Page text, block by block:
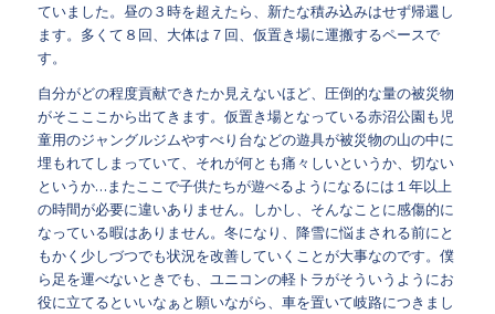
ていました。昼の３時を超えたら、新たな積み込みはせず帰還し
ます。多くて８回、大体は７回、仮置き場に運搬するペースで
す。
自分がどの程度貢献できたか見えないほど、圧倒的な量の被災物
がそこここから出てきます。仮置き場となっている赤沼公園も児
童用のジャングルジムやすべり台などの遊具が被災物の山の中に
埋もれてしまっていて、それが何とも痛々しいというか、切ない
というか…またここで子供たちが遊べるようになるには１年以上
の時間が必要に違いありません。しかし、そんなことに感傷的に
なっている暇はありません。冬になり、降雪に悩まされる前にと
もかく少しづつでも状況を改善していくことが大事なのです。僕
ら足を運べないときでも、ユニコンの軽トラがそういうようにお
役に立てるといいなぁと願いながら、車を置いて岐路につきまし